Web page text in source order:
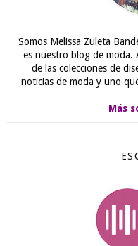
Somos Melissa Zuleta
es nuestro blog de moda.
de las colecciones de
noticias de moda y uno
Más